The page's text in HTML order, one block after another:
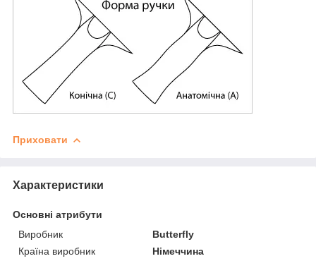
Приховати
Характеристики
Основні атрибути
Виробник
Butterfly
Країна виробник
Німеччина